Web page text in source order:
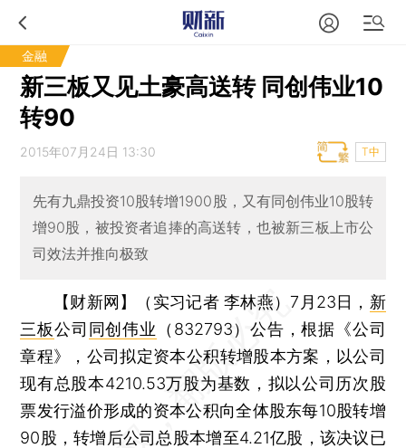
金融
新三板又见土豪高送转 同创伟业10
转90
2015年07月24日 13:30 T中
先有九鼎投资10股转增1900股，又有同创伟业10股转
增90股，被投资者追捧的高送转，也被新三板上市公
司效法并推向极致
【财新网】（实习记者 李林燕） 7月23日， 新
三板公司 同创伟业 （832793）公告，根据《公司
章程》，公司拟定资本公积转增股本方案，以公司
现有总股本4210.53万股为基数，拟以公司历次股
票发行溢价形成的资本公积向全体股东每10股转增
90股，转增后公司总股本增至4.21亿股，该决议已